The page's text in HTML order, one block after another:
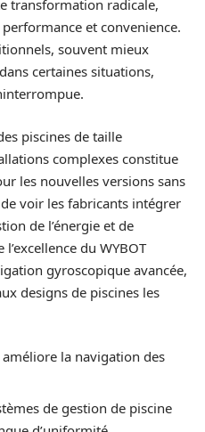
transformation radicale,
performance et convenience.
souvent mieux
certaines situations,
piscines de taille
complexes constitue
les nouvelles versions sans
voir les fabricants intégrer
de l’énergie et de
du WYBOT
gyroscopique avancée,
designs de piscines les
améliore la navigation des
de gestion de piscine